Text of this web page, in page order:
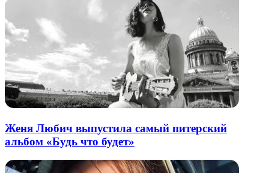
Женя Любич выпустила самый питерский
альбом «Будь что будет»